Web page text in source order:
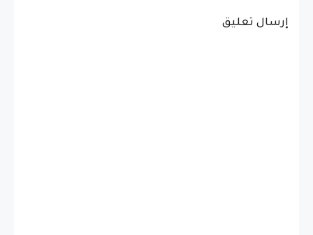
إرسال تعليق